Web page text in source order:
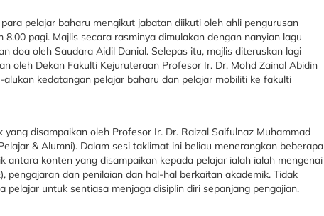
pelajar baharu mengikut jabatan diikuti oleh ahli pengurusan
pagi. Majlis secara rasminya dimulakan dengan nanyian lagu
doa oleh Saudara Aidil Danial. Selepas itu, majlis diteruskan lagi
oleh Dekan Fakulti Kejuruteraan Profesor Ir. Dr. Mohd Zainal Abidin
kedatangan pelajar baharu dan pelajar mobiliti ke fakulti
disampaikan oleh Profesor Ir. Dr. Raizal Saifulnaz Muhammad
& Alumni). Dalam sesi taklimat ini beliau menerangkan beberapa
antara konten yang disampaikan kepada pelajar ialah ialah mengenai
pengajaran dan penilaian dan hal-hal berkaitan akademik. Tidak
pelajar untuk sentiasa menjaga disiplin diri sepanjang pengajian.